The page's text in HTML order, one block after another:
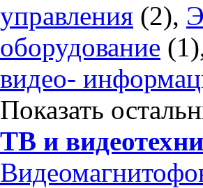
управления (2),
оборудование
видео-
Показать
ТВ и